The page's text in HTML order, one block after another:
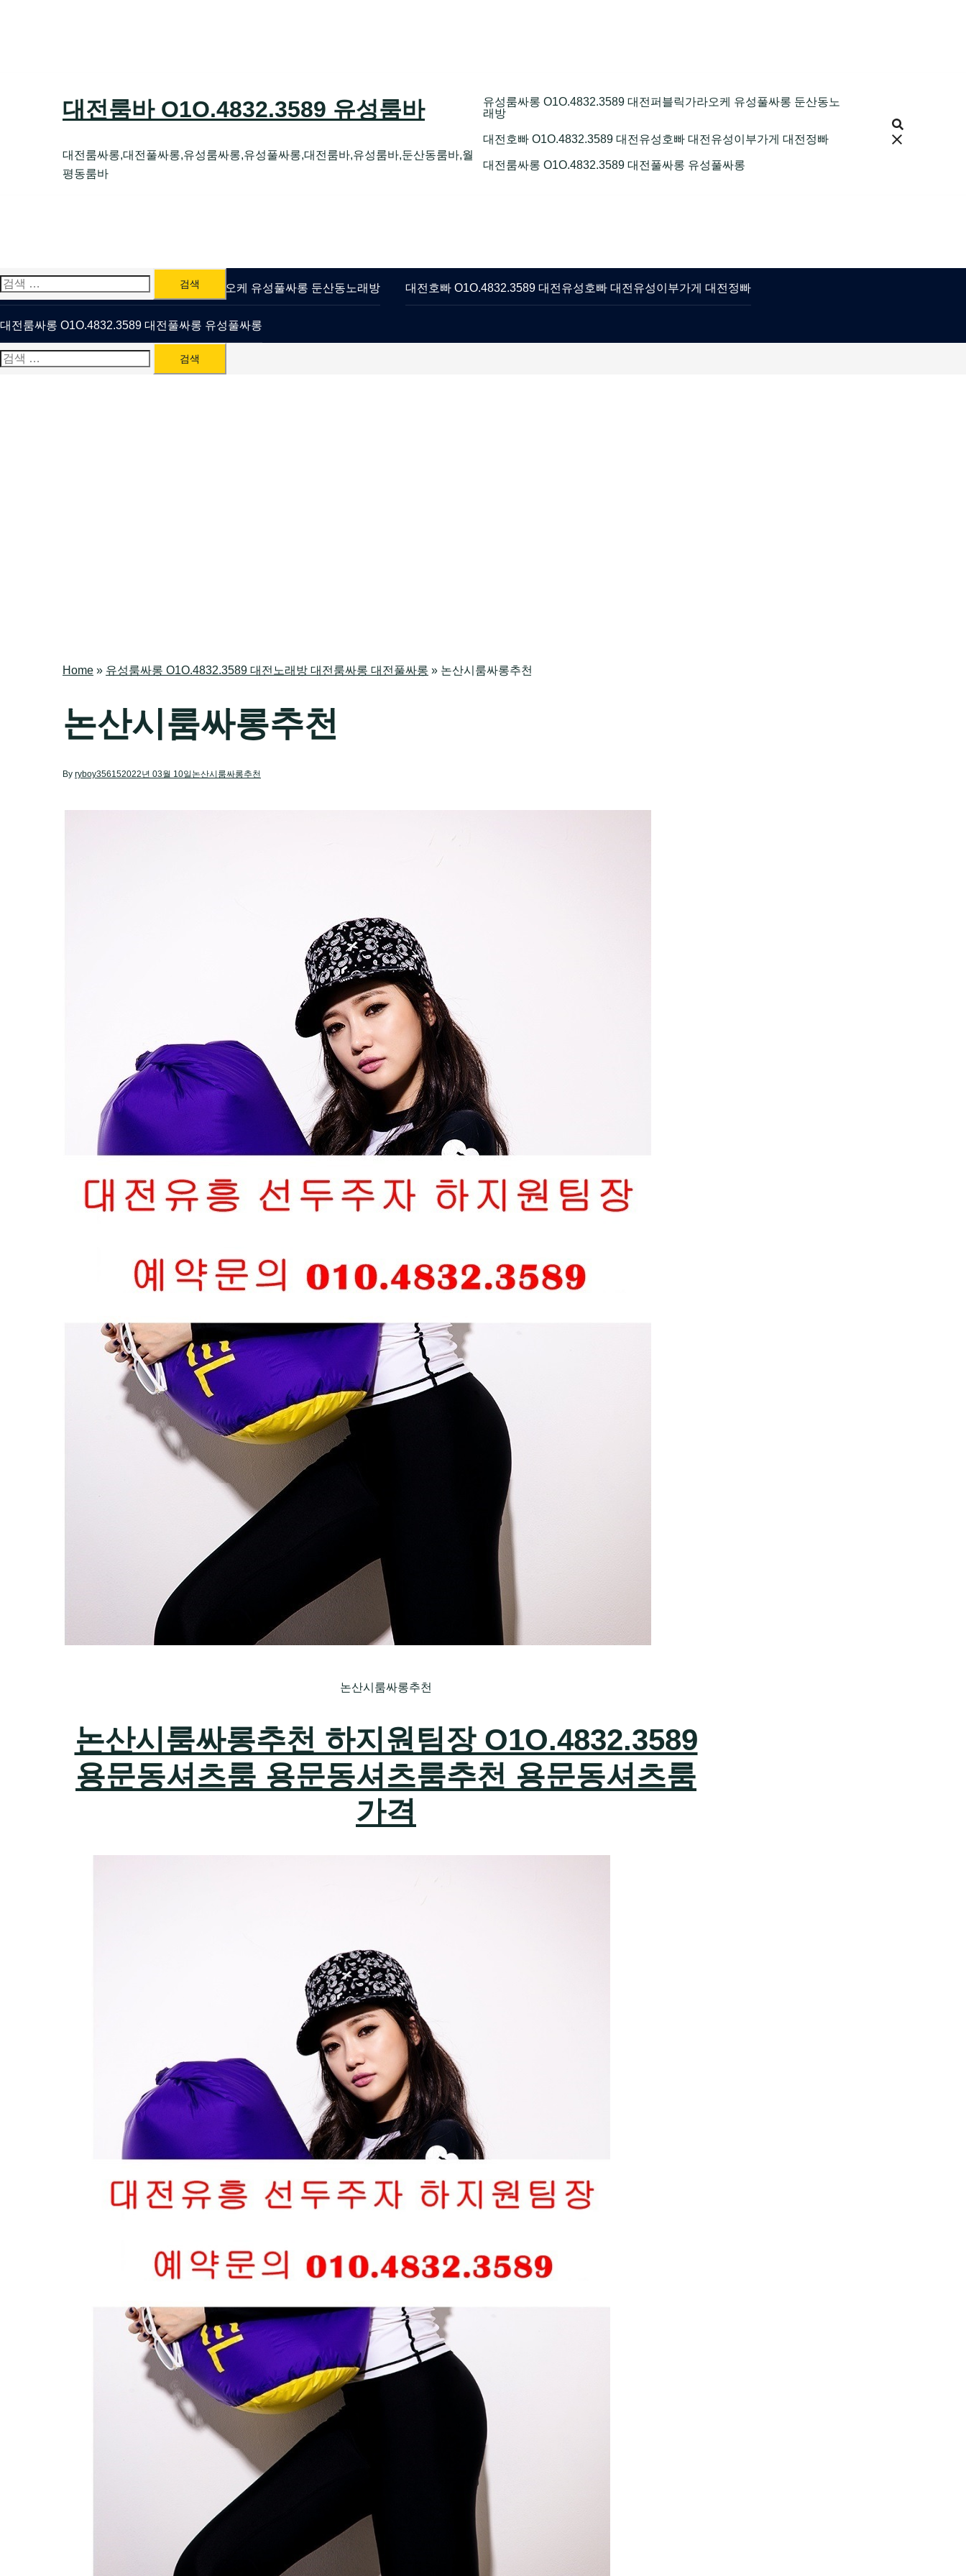
대전룸바 O1O.4832.3589 유성룸바
대전룸싸롱,대전풀싸롱,유성룸싸롱,유성풀싸롱,대전룸바,유성룸바,둔산동룸바,월
평동룸바
유성룸싸롱 O1O.4832.3589 대전퍼블릭가라오케 유성풀싸롱 둔산동노
래방
대전호빠 O1O.4832.3589 대전유성호빠 대전유성이부가게 대전정빠
대전룸싸롱 O1O.4832.3589 대전풀싸롱 유성풀싸롱
검
색:
유성룸싸롱 O1O.4832.3589 대전퍼블릭가라오케 유성풀싸롱 둔산동노래방 대전호빠 O1O.4832.3589 대전유성호빠 대전유성이부가게 대전정빠
대전룸싸롱 O1O.4832.3589 대전풀싸롱 유성풀싸롱
검
Home » 유성룸싸롱 O1O.4832.3589 대전노래방 대전룸싸롱 대전풀싸롱 » 논산시룸싸롱추천
논산시룸싸롱추천
By ryboy356152022년 03월 10일 논산시룸싸롱추천
논산시룸싸롱추천
논산시룸싸롱추천 하지원팀장 O1O.4832.3589
용문동셔츠룸 용문동셔츠룸추천 용문동셔츠룸
가격